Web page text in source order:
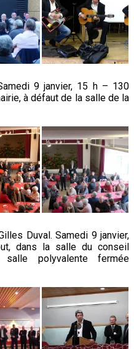
9 janvier, 15 h – 130
à défaut de la salle de la
Duval. Samedi 9 janvier,
dans la salle du conseil
polyvalente fermée